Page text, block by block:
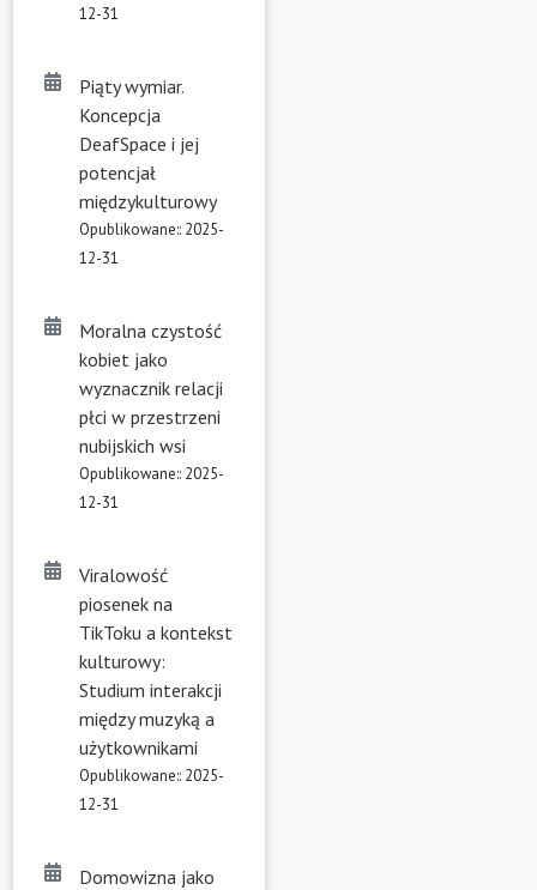
12-31
Piąty wymiar.
Koncepcja
DeafSpace i jej
potencjał
międzykulturowy
Opublikowane:: 2025-
12-31
Moralna czystość
kobiet jako
wyznacznik relacji
płci w przestrzeni
nubijskich wsi
Opublikowane:: 2025-
12-31
Viralowość
piosenek na
TikToku a kontekst
kulturowy:
Studium interakcji
między muzyką a
użytkownikami
Opublikowane:: 2025-
12-31
Domowizna jako